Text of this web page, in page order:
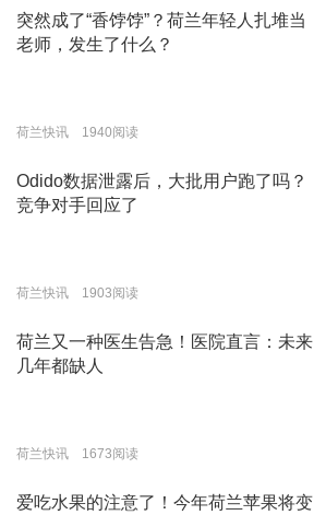
突然成了“香饽饽”？荷兰年轻人扎堆当
老师，发生了什么？
荷兰快讯 1940阅读
Odido数据泄露后，大批用户跑了吗？
竞争对手回应了
荷兰快讯 1903阅读
荷兰又一种医生告急！医院直言：未来
几年都缺人
荷兰快讯 1673阅读
爱吃水果的注意了！今年荷兰苹果将变